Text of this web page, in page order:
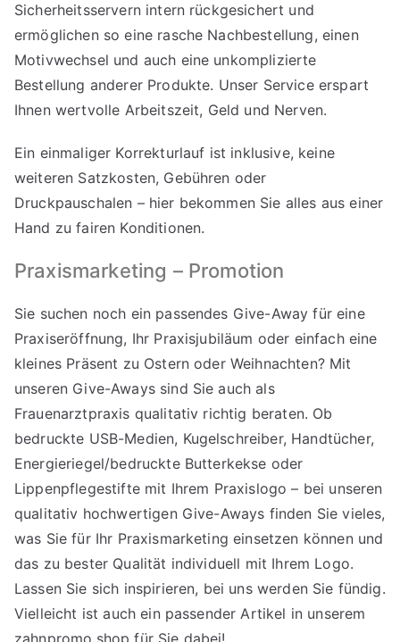
Sicherheitsservern intern rückgesichert und
ermöglichen so eine rasche Nachbestellung, einen
Motivwechsel und auch eine unkomplizierte
Bestellung anderer Produkte. Unser Service erspart
Ihnen wertvolle Arbeitszeit, Geld und Nerven.
Ein einmaliger Korrekturlauf ist inklusive, keine
weiteren Satzkosten, Gebühren oder
Druckpauschalen – hier bekommen Sie alles aus einer
Hand zu fairen Konditionen.
Praxismarketing – Promotion
Sie suchen noch ein passendes Give-Away für eine
Praxiseröffnung, Ihr Praxisjubiläum oder einfach eine
kleines Präsent zu Ostern oder Weihnachten? Mit
unseren Give-Aways sind Sie auch als
Frauenarztpraxis qualitativ richtig beraten. Ob
bedruckte USB-Medien, Kugelschreiber, Handtücher,
Energieriegel/bedruckte Butterkekse oder
Lippenpflegestifte mit Ihrem Praxislogo – bei unseren
qualitativ hochwertigen Give-Aways finden Sie vieles,
was Sie für Ihr Praxismarketing einsetzen können und
das zu bester Qualität individuell mit Ihrem Logo.
Lassen Sie sich inspirieren, bei uns werden Sie fündig.
Vielleicht ist auch ein passender Artikel in unserem
zahnpromo.shop für Sie dabei!